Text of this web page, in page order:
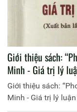
Giới thiệu sách:
Minh - Giá trị lý
Giới thiệu sách:
Minh - Giá trị lý